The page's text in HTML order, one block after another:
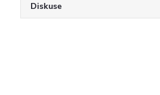
Diskuse